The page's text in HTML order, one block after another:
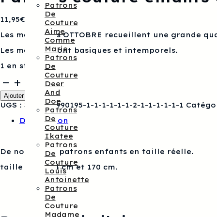
Patrons
De
Couture
Aime
Comme
Marie
Patrons
De
Couture
Deer
And
Doe
Patrons
De
Couture
Ikatee
Patrons
De
Couture
Louis
Antoinette
Patrons
De
Couture
Madame
11,95€
Les magazines OTTOBRE recueillent une grande
Les modèles sont basiques et intemporels.
1 en stock
quantité
de
Patrons
couture
OTTOBRE
Ajouter au panier
UGS : 3760278990195-1-1-1-1-1-1-2-1-1-1-1-1-1
Description
De nombreux patrons enfants en taille réelle.
taille entre 74 cm et 170 cm.